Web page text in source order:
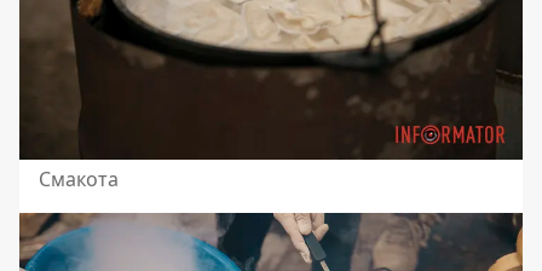
Смакота